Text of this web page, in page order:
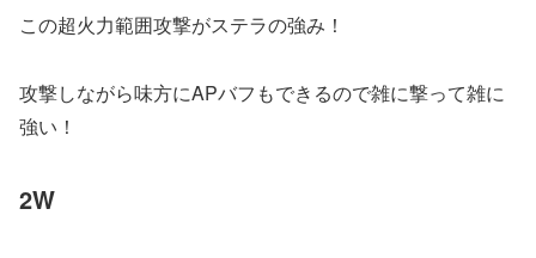
この超火力範囲攻撃がステラの強み！
攻撃しながら味方にAPバフもできるので雑に撃って雑に
強い！
2W